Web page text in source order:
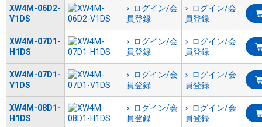
XW4M-06D2-
V1DS
ログイン/会
員登録
ログイン/会
員登録
XW4M-07D1-
H1DS
ログイン/会
員登録
ログイン/会
員登録
XW4M-07D1-
V1DS
ログイン/会
員登録
ログイン/会
員登録
XW4M-08D1-
H1DS
ログイン/会
員登録
ログイン/会
員登録